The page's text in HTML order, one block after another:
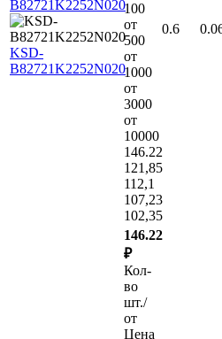
KSD-
B82721K2252N020
100
от
500
от
1000
от
3000
от
10000
146.22
121,85
112,1
107,23
102,35
0.6
146.22
₽
Кол-
во
шт./
от
Цена